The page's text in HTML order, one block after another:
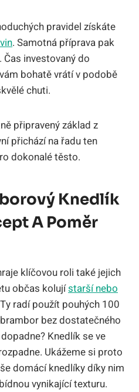
pravidel získáte
. Samotná příprava pak
investovaný do
bohatě vrátí v podobě
chuti.
připravený základ z
přichází na řadu ten
dokonalé těsto.
Knedlík
A Poměr
klíčovou roli také jejich
občas kolujístarší nebo
radí použít pouhých 100
bez dostatečného
Knedlík se ve
Ukážeme si proto
domácí knedlíky díky nim
vynikající texturu.